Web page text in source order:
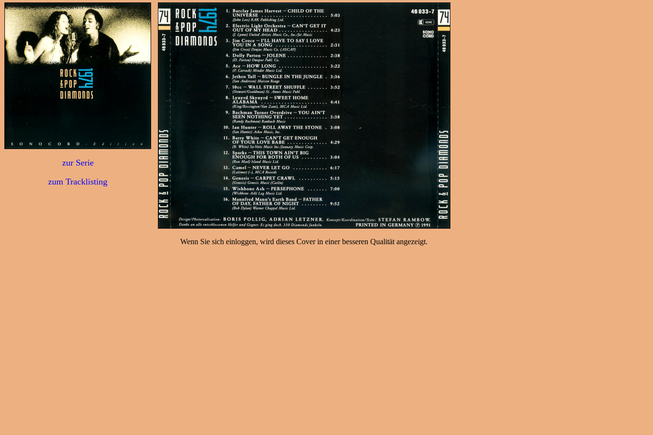
zur Serie
zum Tracklisting
Wenn Sie sich einloggen, wird dieses Cover in einer besseren Qualität angezeigt.